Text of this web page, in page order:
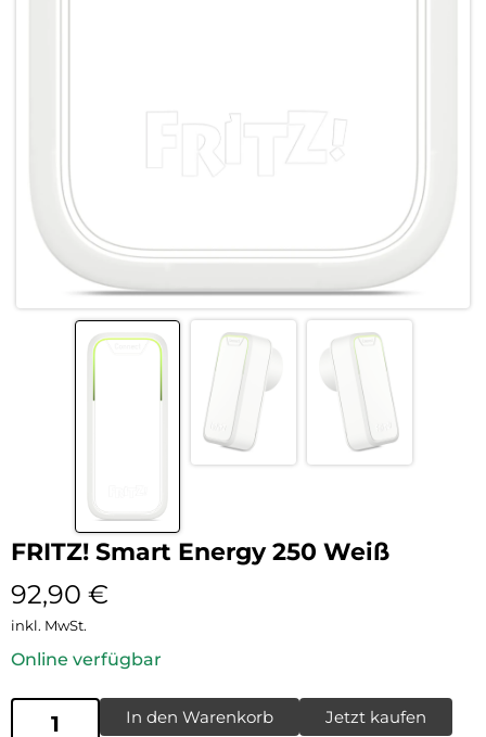
FRITZ! Smart Energy 250 Weiß
92,90 €
inkl. MwSt.
Online verfügbar
In den Warenkorb Jetzt kaufen